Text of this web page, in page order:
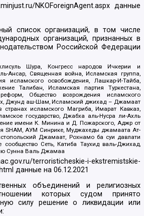
NKOForeignAgent.aspxданные
список организаций, в том числе
организаций, признанных в
Российской Федерации
Шура, Конгресс народов Ичкерии и
Ансар, Священная война, Исламская группа,
исламского освобождения, Лашкар-И-Тайба,
Талибан, Исламская партия Туркестана,
Общество возрождения исламского
Джунд аш-Шам, Исламский джихад – Джамаат
исламского Магриба, Имарат Кавказ,
государство, Джабха аль-Нусра ли-Ахль
имени К. Минина и Д. Пожарского, Аджр от
SHAM, АУМ Синрике, Муджахеды джамаата Ат-
Джамаат, Рохнамо ба суи давлати
сообщество Сеть, Катиба Таухид валь-Джихад,
Сунна Валь Джамаа
terroristicheskie-i-ekstremistskie-
данные на06.12.2021
объединений и религиозных
которых судом принято
силу решение о ликвидации или